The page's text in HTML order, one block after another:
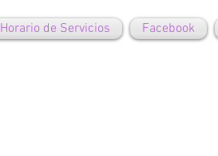
Horario de Servicios Facebook